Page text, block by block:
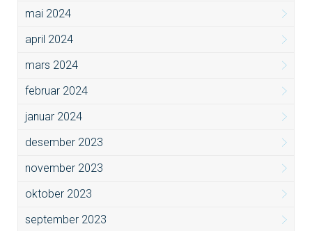
mai 2024
april 2024
mars 2024
februar 2024
januar 2024
desember 2023
november 2023
oktober 2023
september 2023